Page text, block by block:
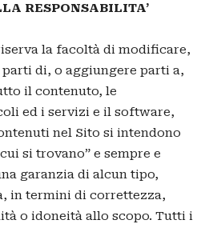
RESPONSABILITA’
la facoltà di modificare,
di, o aggiungere parti a,
il contenuto, le
ed i servizi e il software,
nel Sito si intendono
si trovano” e sempre e
garanzia di alcun tipo,
in termini di correttezza,
o idoneità allo scopo. Tutti i